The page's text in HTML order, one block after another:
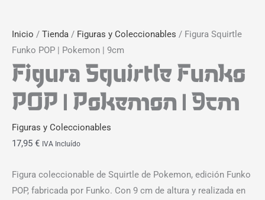
Inicio / Tienda / Figuras y Coleccionables / Figura Squirtle
Funko POP | Pokemon | 9cm
Figura Squirtle Funko
POP | Pokemon | 9cm
Figuras y Coleccionables
17,95 € IVA Incluído
Figura coleccionable de Squirtle de Pokemon, edición Funko
POP, fabricada por Funko. Con 9 cm de altura y realizada en